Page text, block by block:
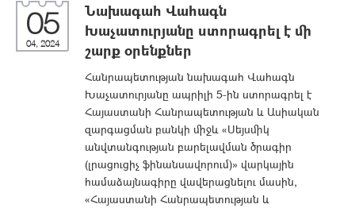
05
04, 2024
Նախագահ Վահագն
Խաչատուրյանը ստորագրել է մի
շարք օրենքներ
Հանրապետության նախագահ Վահագն
Խաչատուրյանը ապրիլի 5-ին ստորագրել է
Հայաստանի Հանրապետության և Ասիական
զարգացման բանկի միջև «Սեյսմիկ
անվտանգության բարելավման ծրագիր
(լրացուցիչ ֆինանսավորում)» վարկային
համաձայնագիրը վավերացնելու մասին,
«Հայաստանի Հանրապետության և